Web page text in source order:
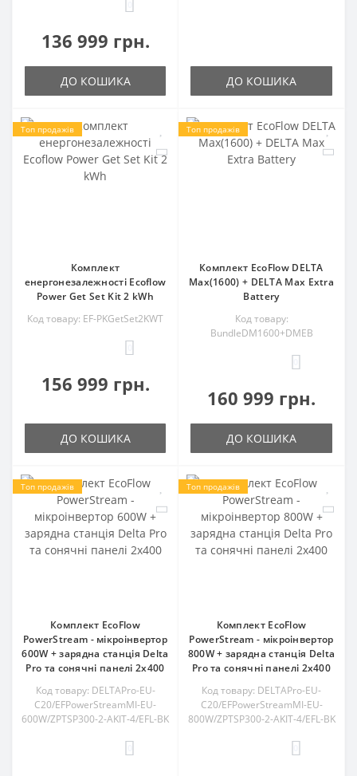
136 999 грн.
ДО КОШИКА ДО КОШИКА
Топ продажів
Комплект
енергонезалежності Ecoflow
Power Get Set Kit 2 kWh
Код товару: EF-PKGetSet2KWT
156 999 грн.
ДО КОШИКА
Топ продажів
Комплект EcoFlow DELTA
Max(1600) + DELTA Max Extra
Battery
Код товару:
BundleDM1600+DMEB
160 999 грн.
ДО КОШИКА
Топ продажів
Комплект EcoFlow
PowerStream - мікроінвертор
600W + зарядна станція Delta
Pro та сонячні панелі 2х400
Код товару: DELTAPro-EU-
C20/EFPowerStreamMI-EU-
600W/ZPTSP300-2-AKIT-4/EFL-BK
Топ продажів
Комплект EcoFlow
PowerStream - мікроінвертор
800W + зарядна станція Delta
Pro та сонячні панелі 2х400
Код товару: DELTAPro-EU-
C20/EFPowerStreamMI-EU-
800W/ZPTSP300-2-AKIT-4/EFL-BK